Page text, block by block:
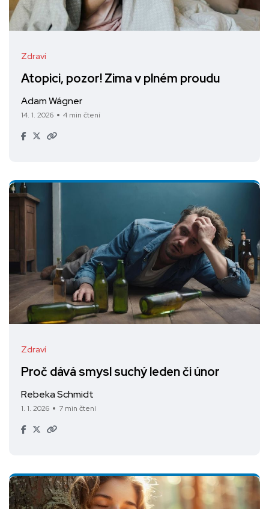
Zdraví
Atopici, pozor! Zima v plném proudu
Adam Wágner
14. 1. 2026 4 min čtení
Zdraví
Proč dává smysl suchý leden či únor
Rebeka Schmidt
1. 1. 2026 7 min čtení